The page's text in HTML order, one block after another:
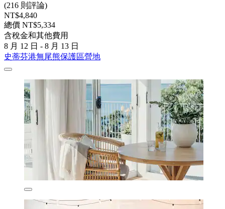
(216 則評論)
NT$4,840
總價 NT$5,334
含稅金和其他費用
8 月 12 日 - 8 月 13 日
史蒂芬港無尾熊保護區營地